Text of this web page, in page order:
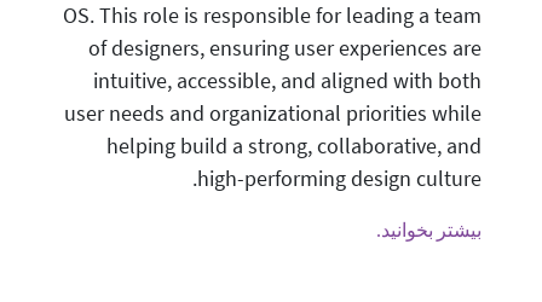
OS. This role is responsible for leading a team
of designers, ensuring user experiences are
intuitive, accessible, and aligned with both
user needs and organizational priorities while
helping build a strong, collaborative, and
high-performing design culture.
بیشتر بخوانید.